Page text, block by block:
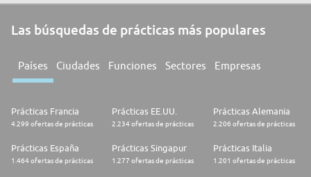
Las búsquedas de prácticas más populares
Países Ciudades Funciones Sectores Empresas
Prácticas Francia
4.299 ofertas de prácticas
Prácticas EE.UU.
2.234 ofertas de prácticas
Prácticas Alemania
2.206 ofertas de prácticas
Prácticas España
1.464 ofertas de prácticas
Prácticas Singapur
1.277 ofertas de prácticas
Prácticas Italia
1.201 ofertas de prácticas